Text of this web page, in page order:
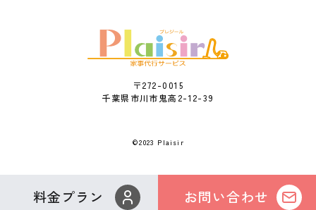
〒272-0015
千葉県市川市鬼高2-12-39
©2023 Plaisir
料金プラン お問い合わせ